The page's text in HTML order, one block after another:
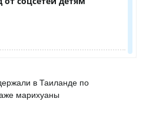
в Таиланде по
марихуаны